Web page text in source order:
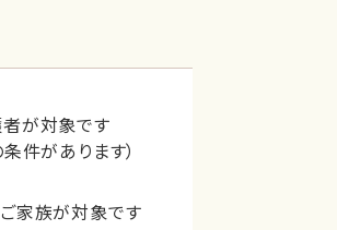
が対象です
件があります）
家族が対象です